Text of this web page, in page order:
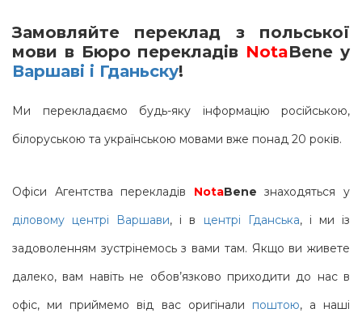
Замовляйте переклад з польської
мови в Бюро перекладів NotaBene у
Варшаві i Гданьску!
Ми перекладаємо будь-яку інформацію російською,
білоруською та українською мовами вже понад 20 років.
Офіси Агентства перекладів NotaBene знаходяться у
діловому центрі Варшави, і в центрі Гданська, і ми із
задоволенням зустрінемось з вами там. Якщо ви живете
далеко, вам навіть не обов’язково приходити до нас в
офіс, ми приймемо від вас оригінали поштою, а наші